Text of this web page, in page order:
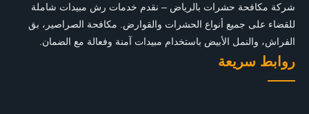
شركة مكافحة حشرات بالرياض – نقدم خدمات رش مبيدات شاملة
للقضاء على جميع أنواع الحشرات والقوارض. مكافحة الصراصير، بق
الفراش، والنمل الأبيض باستخدام مبيدات آمنة وفعالة مع الضمان.
روابط سريعة